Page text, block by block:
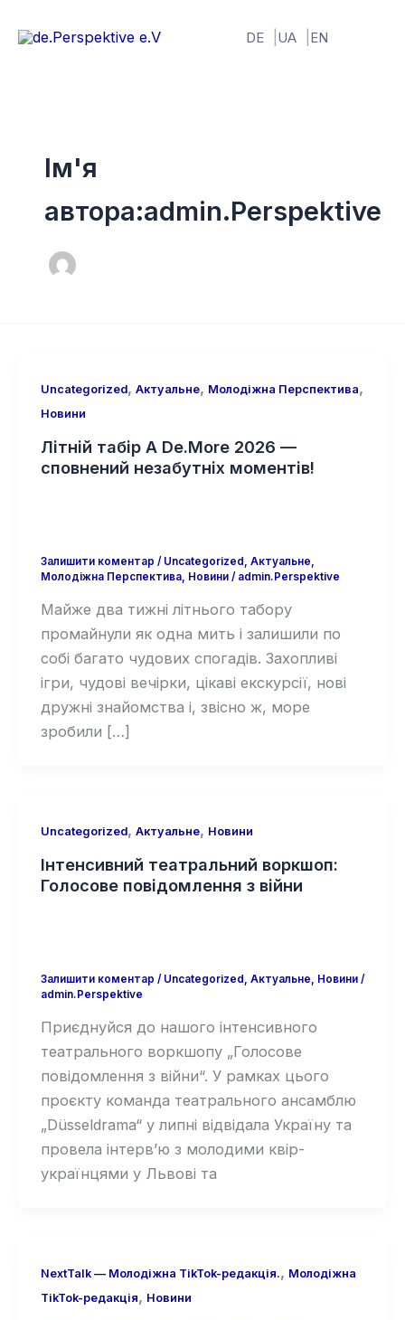
DE UA EN
Ім'я
автора:admin.Perspektive
Uncategorized, Актуальне, Молодіжна Перспектива,
Новини
Літній табір A De.More 2026 —
сповнений незабутніх моментів!
Залишити коментар / Uncategorized Актуальне
Молодіжна Перспектива, Новини/ admin.Perspektive
Майже два тижні літнього табору
промайнули як одна мить і залишили по
собі багато чудових спогадів. Захопливі
ігри, чудові вечірки, цікаві екскурсії, нові
дружні знайомства і, звісно ж, море
зробили […]
Uncategorized, Актуальне, Новини
Інтенсивний театральний воркшоп:
Голосове повідомлення з війни
Залишити коментар / Uncategorized Актуальне Новини/
admin.Perspektive
Приєднуйся до нашого інтенсивного
театрального воркшопу „Голосове
повідомлення з війни“. У рамках цього
проєкту команда театрального ансамблю
„Düsseldrama“ у липні відвідала Україну та
провела інтерв’ю з молодими квір-
українцями у Львові та
NextTalk — Молодіжна TikTok-редакція., Молодіжна
TikTok-редакція, Новини